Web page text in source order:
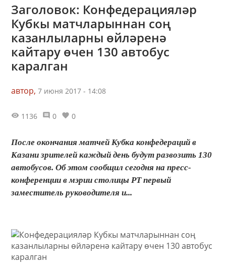
Заголовок: Конфедерацияләр
Кубкы матчларыннан соң
казанлыларны өйләренә
кайтару өчен 130 автобус
каралган
автор, 7 июня 2017 - 14:08
1136 0 0
После окончания матчей Кубка конфедераций в
Казани зрителей каждый день будут развозить 130
автобусов. Об этом сообщил сегодня на пресс-
конференции в мэрии столицы РТ первый
заместитель руководителя и...